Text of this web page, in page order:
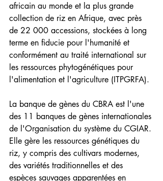
africain au monde et la plus grande
collection de riz en Afrique, avec près
de 22 000 accessions, stockées à long
terme en fiducie pour l'humanité et
conformément au traité international sur
les ressources phytogénétiques pour
l'alimentation et l'agriculture (ITPGRFA).
La banque de gènes du CBRA est l'une
des 11 banques de gènes internationales
de l'Organisation du système du CGIAR.
Elle gère les ressources génétiques du
riz, y compris des cultivars modernes,
des variétés traditionnelles et des
espèces sauvages apparentées en